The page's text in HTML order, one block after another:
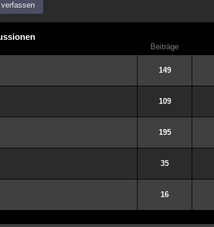
Beiträge
149
109
195
35
16